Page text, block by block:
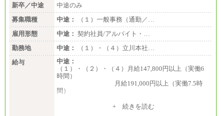
新卒／中途
中途のみ
募集職種
中途：
（１）一般事務（通勤／…
雇用形態
中途： 契約社員/アルバイト・…
勤務地
中途：
（１）・（４）立川本社…
給与
中途：
（１）・（２）・（４）月給147,800円以上（実働6
時間）
月給191,000円以上（実働7.5時
間）
（３）月給191,000円以上（実働7.5時間）
+ 続きを読む